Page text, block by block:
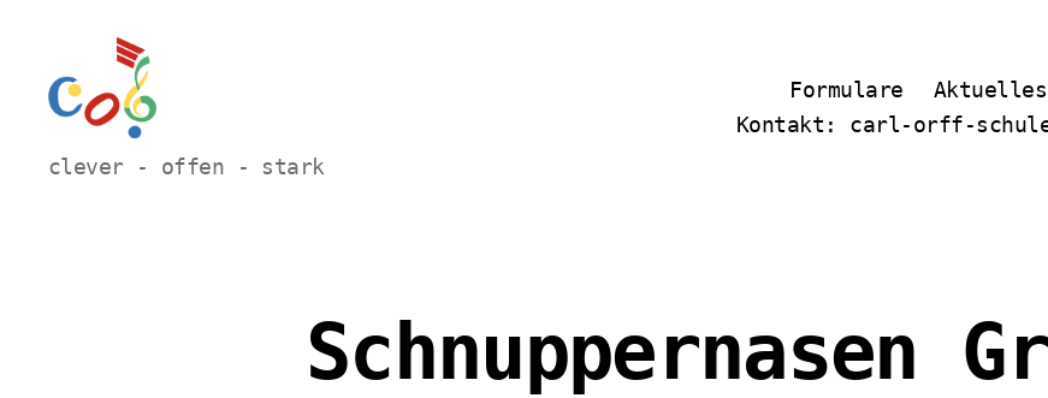
Carl-
Orff
clever - offen - stark
Formulare Aktuelles
Kontakt: carl-orff-
Schnuppernasen